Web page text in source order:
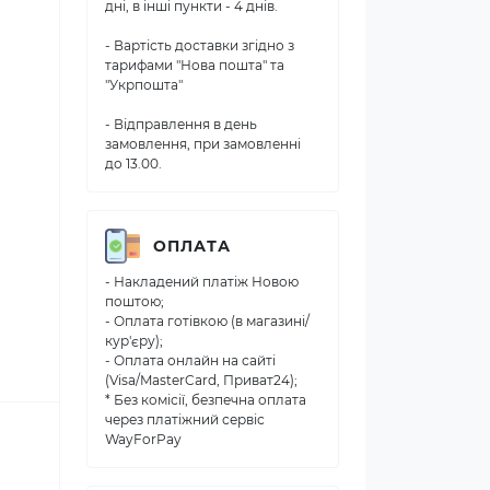
дні, в інші пункти - 4 днів.
- Вартість доставки згідно з
тарифами "Нова пошта" та
"Укрпошта"
- Відправлення в день
замовлення, при замовленні
до 13.00.
ОПЛАТА
- Накладений платіж Новою
поштою;
- Оплата готівкою (в магазині/
кур'єру);
- Оплата онлайн на сайті
(Visa/MasterCard, Приват24);
* Без комісії, безпечна оплата
через платіжний сервіс
WayForPay